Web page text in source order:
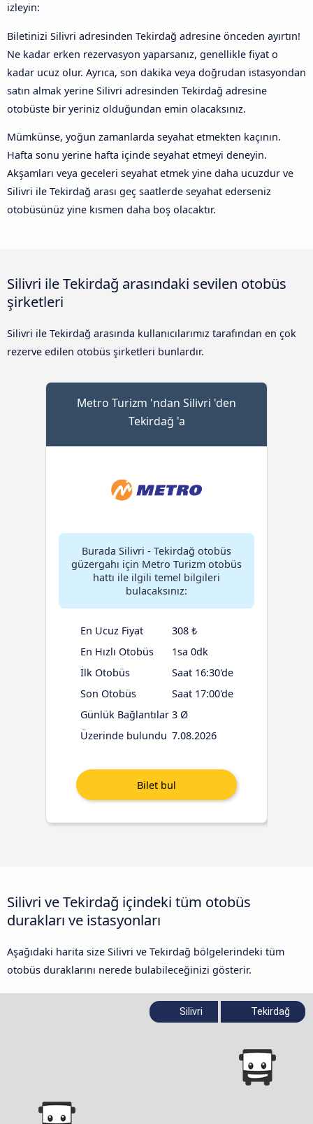
izleyin:
Biletinizi Silivri adresinden Tekirdağ adresine önceden ayırtın!
Ne kadar erken rezervasyon yaparsanız, genellikle fiyat o
kadar ucuz olur. Ayrıca, son dakika veya doğrudan istasyondan
satın almak yerine Silivri adresinden Tekirdağ adresine
otobüste bir yeriniz olduğundan emin olacaksınız.
Mümkünse, yoğun zamanlarda seyahat etmekten kaçının.
Hafta sonu yerine hafta içinde seyahat etmeyi deneyin.
Akşamları veya geceleri seyahat etmek yine daha ucuzdur ve
Silivri ile Tekirdağ arası geç saatlerde seyahat ederseniz
otobüsünüz yine kısmen daha boş olacaktır.
Silivri ile Tekirdağ arasındaki sevilen otobüs
şirketleri
Silivri ile Tekirdağ arasında kullanıcılarımız tarafından en çok
rezerve edilen otobüs şirketleri bunlardır.
Metro Turizm 'ndan Silivri 'den
Tekirdağ 'a
Burada Silivri - Tekirdağ otobüs
güzergahı için Metro Turizm otobüs
hattı ile ilgili temel bilgileri
bulacaksınız:
En Ucuz Fiyat
308 ₺
En Hızlı Otobüs
1sa 0dk
İlk Otobüs
Saat 16:30'de
Son Otobüs
Saat 17:00'de
Günlük Bağlantılar 3 Ø
Üzerinde bulundu 7.08.2026
Silivri ve Tekirdağ içindeki tüm otobüs
durakları ve istasyonları
Aşağıdaki harita size Silivri ve Tekirdağ bölgelerindeki tüm
otobüs duraklarını nerede bulabileceğinizi gösterir.
Silivri Tekirdağ